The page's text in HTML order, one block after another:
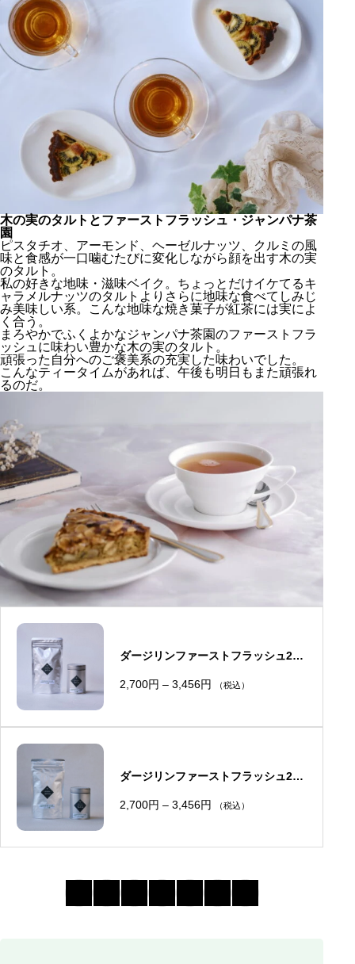
木の実のタルトとファーストフラッシュ・ジャンパナ茶
園
ピスタチオ、アーモンド、ヘーゼルナッツ、クルミの風
味と食感が一口噛むたびに変化しながら顔を出す木の実
のタルト。
私の好きな地味・滋味ベイク。ちょっとだけイケてるキ
ャラメルナッツのタルトよりさらに地味な食べてしみじ
み美味しい系。こんな地味な焼き菓子が紅茶には実によ
く合う。
まろやかでふくよかなジャンパナ茶園のファーストフラ
ッシュに味わい豊かな木の実のタルト。
頑張った自分へのご褒美系の充実した味わいでした。
こんなティータイムがあれば、午後も明日もまた頑張れ
るのだ。
ダージリンファーストフラッシュ202
6シンゲル茶園
2,700円 – 3,456円 価
2
0
円
6
（税込）
ダージリンファーストフラッシュ202
6ジャンパナ茶園
2,700円 – 3,456円 価
2
0
円
（税込）